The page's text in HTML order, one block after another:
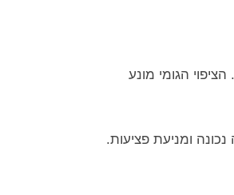
הגומי מונע
ומניעת פציעות.